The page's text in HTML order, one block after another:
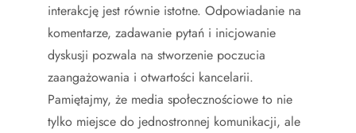
interakcję jest równie istotne. Odpowiadanie na
komentarze, zadawanie pytań i inicjowanie
dyskusji pozwala na stworzenie poczucia
zaangażowania i otwartości kancelarii.
Pamiętajmy, że media społecznościowe to nie
tylko miejsce do jednostronnej komunikacji, ale